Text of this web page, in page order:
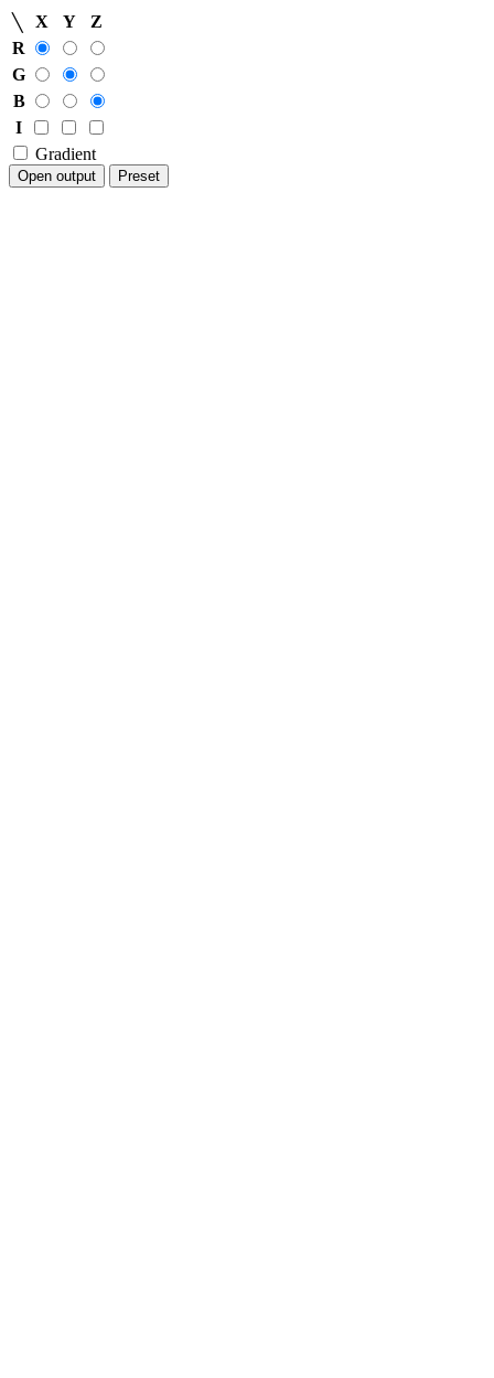
╲ X Y
Z
R
G
B
I
Gradient